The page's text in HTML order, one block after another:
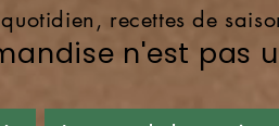
recettes de
n'est pas